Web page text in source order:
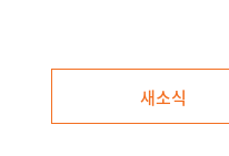
점 오픈
새소식